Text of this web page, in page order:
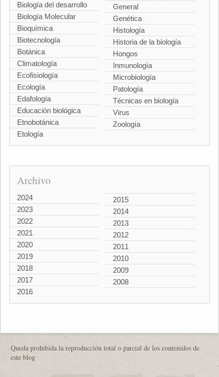
Biología del desarrollo
Biología Molecular
Bioquímica
Biotecnología
Botánica
Climatología
Ecofisiología
Ecología
Edafología
Educación biológica
Etnobotánica
Etología
General
Genética
Histología
Historia de la biología
Hongos
Inmunología
Microbiología
Patología
Técnicas en biología
Virus
Zoología
Archivo
2024
2023
2022
2021
2020
2019
2018
2017
2016
2015
2014
2013
2012
2011
2010
2009
2008
Queda prohibida la reproducción total o parcial de los contenidos de
este blog